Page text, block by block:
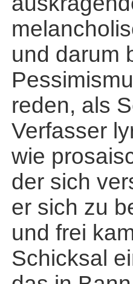
und darum
reden, als
Verfasser
wie
der sich
er sich zu
und frei
Schicksal